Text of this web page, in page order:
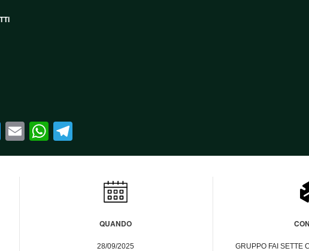
Twitter
EmailWhatsApp
QUANDO
28/09/2025
GRUPPO FAI SETTE